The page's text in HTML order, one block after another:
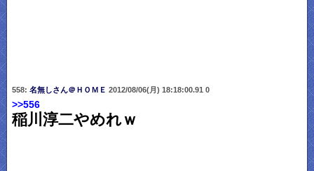
558: 名無しさん＠ＨＯＭＥ 2012/08/06(月) 18:18:00.91 0
>>556
稲川淳二やめれｗ